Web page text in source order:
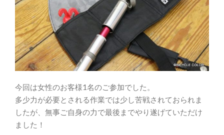
今回は女性のお客様1名のご参加でした。
多少力が必要とされる作業では少し苦戦されておられま
したが、無事ご自身の力で最後までやり遂げていただけ
ました！